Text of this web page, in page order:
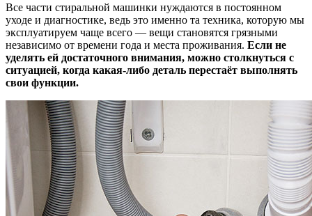
Все части стиральной машинки нуждаются в постоянном
уходе и диагностике, ведь это именно та техника, которую мы
эксплуатируем чаще всего — вещи становятся грязными
независимо от времени года и места проживания. Если не
уделять ей достаточного внимания, можно столкнуться с
ситуацией, когда какая-либо деталь перестаёт выполнять
свои функции.